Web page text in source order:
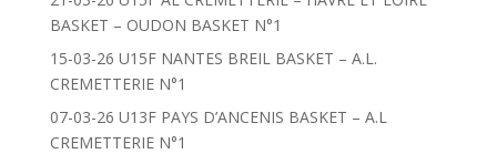
BASKET – OUDON BASKET N°1
15-03-26 U15F NANTES BREIL BASKET – A.L.
CREMETTERIE N°1
07-03-26 U13F PAYS D’ANCENIS BASKET – A.L
CREMETTERIE N°1